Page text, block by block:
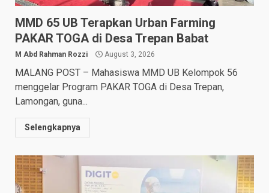
MMD 65 UB Terapkan Urban Farming
PAKAR TOGA di Desa Trepan Babat
M Abd Rahman Rozzi August 3, 2026
MALANG POST – Mahasiswa MMD UB Kelompok 56
menggelar Program PAKAR TOGA di Desa Trepan,
Lamongan, guna...
Selengkapnya